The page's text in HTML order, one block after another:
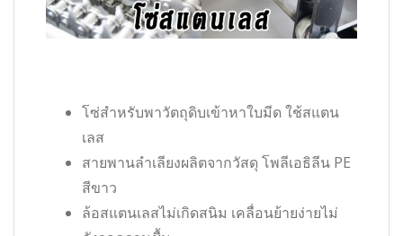
โซ่สำหรับพาวัตถุดิบเข้าหาใบมีด ใช้สแตน
เลส
สายพานลำเลียงผลิตจากวัสดุ โพลีเอธิลีน PE
สีขาว
ล้อสแตนเลสไม่เกิดสนิม เคลื่อนย้ายง่ายไม่